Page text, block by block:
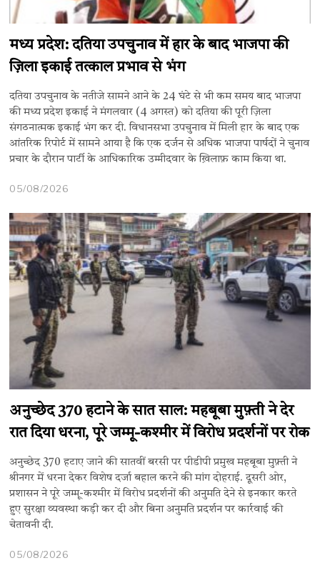
मध्य प्रदेश: दतिया उपचुनाव में हार के बाद भाजपा की
ज़िला इकाई तत्काल प्रभाव से भंग
दतिया उपचुनाव के नतीजे सामने आने के 24 घंटे से भी कम समय बाद भाजपा
की मध्य प्रदेश इकाई ने मंगलवार (4 अगस्त) को दतिया की पूरी ज़िला
संगठनात्मक इकाई भंग कर दी. विधानसभा उपचुनाव में मिली हार के बाद एक
आंतरिक रिपोर्ट में सामने आया है कि एक दर्जन से अधिक भाजपा पार्षदों ने चुनाव
प्रचार के दौरान पार्टी के आधिकारिक उम्मीदवार के ख़िलाफ़ काम किया था.
05/08/2026
अनुच्छेद 370 हटाने के सात साल: महबूबा मुफ़्ती ने देर
रात दिया धरना, पूरे जम्मू-कश्मीर में विरोध प्रदर्शनों पर रोक
अनुच्छेद 370 हटाए जाने की सातवीं बरसी पर पीडीपी प्रमुख महबूबा मुफ़्ती ने
श्रीनगर में धरना देकर विशेष दर्जा बहाल करने की मांग दोहराई. दूसरी ओर,
प्रशासन ने पूरे जम्मू-कश्मीर में विरोध प्रदर्शनों की अनुमति देने से इनकार करते
हुए सुरक्षा व्यवस्था कड़ी कर दी और बिना अनुमति प्रदर्शन पर कार्रवाई की
चेतावनी दी.
05/08/2026